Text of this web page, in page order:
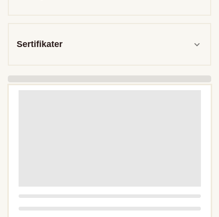
Sertifikater